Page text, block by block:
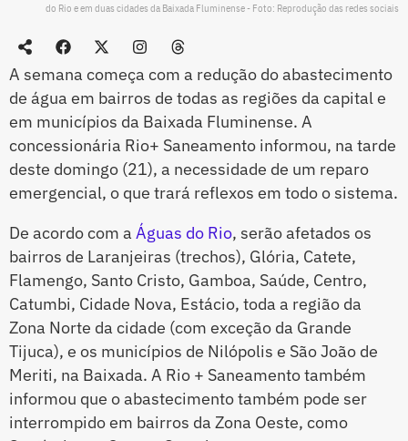
do Rio e em duas cidades da Baixada Fluminense - Foto: Reprodução das redes sociais
A semana começa com a redução do abastecimento
de água em bairros de todas as regiões da capital e
em municípios da Baixada Fluminense. A
concessionária Rio+ Saneamento informou, na tarde
deste domingo (21), a necessidade de um reparo
emergencial, o que trará reflexos em todo o sistema.
De acordo com a Águas do Rio, serão afetados os
bairros de Laranjeiras (trechos), Glória, Catete,
Flamengo, Santo Cristo, Gamboa, Saúde, Centro,
Catumbi, Cidade Nova, Estácio, toda a região da
Zona Norte da cidade (com exceção da Grande
Tijuca), e os municípios de Nilópolis e São João de
Meriti, na Baixada. A Rio + Saneamento também
informou que o abastecimento também pode ser
interrompido em bairros da Zona Oeste, como